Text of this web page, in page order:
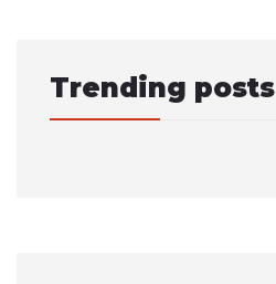
Trending posts